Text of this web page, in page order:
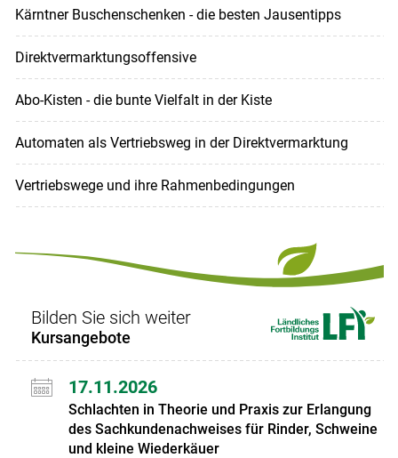
Kärntner Buschenschenken - die besten Jausentipps
Direktvermarktungsoffensive
Abo-Kisten - die bunte Vielfalt in der Kiste
Automaten als Vertriebsweg in der Direktvermarktung
Vertriebswege und ihre Rahmenbedingungen
Bilden Sie sich weiter
Kursangebote
17.11.2026
Schlachten in Theorie und Praxis zur Erlangung
des Sachkundenachweises für Rinder, Schweine
und kleine Wiederkäuer